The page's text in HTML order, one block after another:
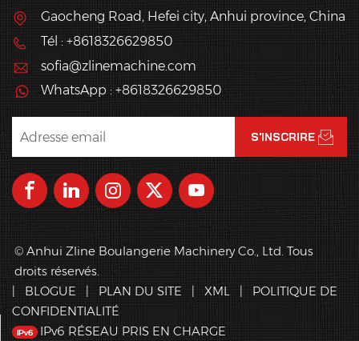
Gaocheng Road, Hefei city, Anhui province, China
Tél : +8618326629850
sofia@zlinemachine.com
WhatsApp : +8618326629850
© Anhui Zline Boulangerie Machinery Co., Ltd. Tous
droits réservés.
BLOGUE PLAN DU SITE XML
POLITIQUE DE
CONFIDENTIALITÉ
IPv6 RÉSEAU PRIS EN CHARGE